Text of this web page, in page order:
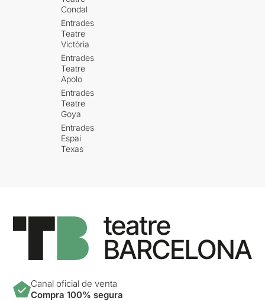
Condal
Entrades
Teatre
Victòria
Entrades
Teatre
Apolo
Entrades
Teatre
Goya
Entrades
Espai
Texas
Canal oficial de venta
Compra 100% segura